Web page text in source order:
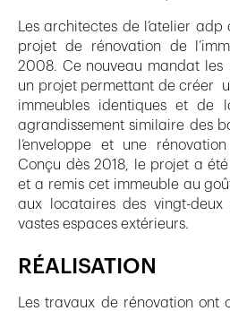
Les architectes de l’atelier
projet de rénovation de
2008. Ce nouveau mandat
un projet permettant de créer
immeubles identiques et de
agrandissement similaire des
l’enveloppe et une
Conçu dès 2018, le projet a
et a remis cet immeuble au
aux locataires des vingt-
vastes espaces extérieurs.
RÉALISATION
Les travaux de rénovation ont